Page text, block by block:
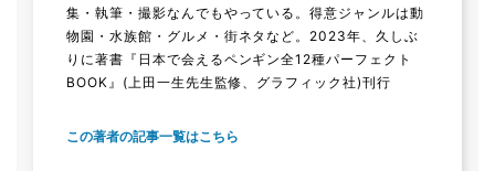
集・執筆・撮影なんでもやっている。得意ジャンルは動
物園・水族館・グルメ・街ネタなど。2023年、久しぶ
りに著書『日本で会えるペンギン全12種パーフェクト
BOOK』(上田一生先生監修、グラフィック社)刊行
この著者の記事一覧はこちら